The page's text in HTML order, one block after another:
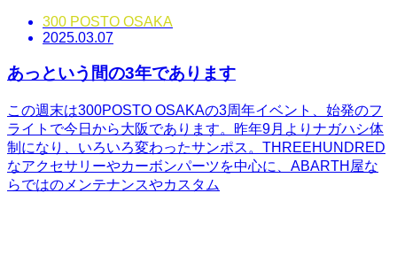
300 POSTO OSAKA
2025.03.07
あっという間の3年であります
この週末は300POSTO OSAKAの3周年イベント、始発のフ
ライトで今日から大阪であります。昨年9月よりナガハシ体
制になり、いろいろ変わったサンポス。THREEHUNDRED
なアクセサリーやカーボンパーツを中心に、ABARTH屋な
らではのメンテナンスやカスタム